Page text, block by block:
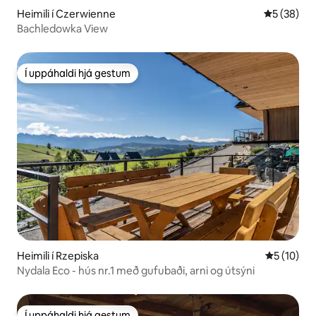
Heimili í Czerwienne 5 af 5 í
5 (38)
Bachledowka View
Í uppáhaldi hjá gestum
Í uppáhaldi hjá gestum
Heimili í Rzepiska 5 af 5 í
5 (10)
Nydala Eco - hús nr.1 með gufubaði, arni og útsýni